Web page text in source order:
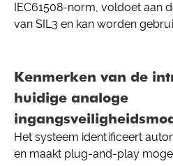
IEC61508-norm, voldoet aan
van SIL3 en kan worden
Kenmerken van de
huidige analoge
Het systeem identificeert
en maakt plug-and-play